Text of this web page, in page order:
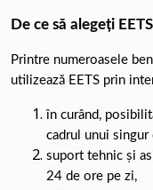
De ce să alegeți
Printre numeroasele
utilizează EETS prin
în curând,
cadrul unui singur
suport tehnic și
24 de ore pe zi,